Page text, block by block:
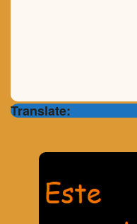
Translate: